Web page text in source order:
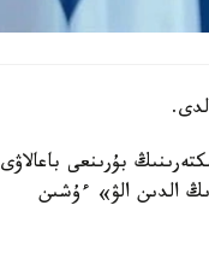
بۇرىنعى باعالاۋى
«قاۋىپتەردىڭ الدىن الۋ» ءۇشىن